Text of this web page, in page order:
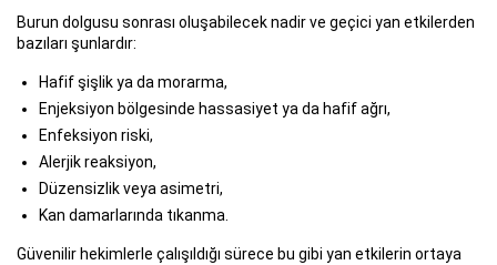
Burun dolgusu sonrası oluşabilecek nadir ve geçici yan etkilerden
bazıları şunlardır:
Hafif şişlik ya da morarma,
Enjeksiyon bölgesinde hassasiyet ya da hafif ağrı,
Enfeksiyon riski,
Alerjik reaksiyon,
Düzensizlik veya asimetri,
Kan damarlarında tıkanma.
Güvenilir hekimlerle çalışıldığı sürece bu gibi yan etkilerin ortaya